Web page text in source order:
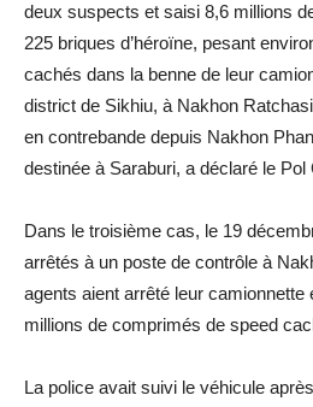
deux suspects et saisi 8,6 millions
225 briques d’héroïne, pesant
cachés dans la benne de leur
district de Sikhiu, à Nakhon
en contrebande depuis Nakhon
destinée à Saraburi, a déclaré le Pol
Dans le troisième cas, le 19
arrêtés à un poste de contrôle à
agents aient arrêté leur camionnette
millions de comprimés de speed
La police avait suivi le véhicule